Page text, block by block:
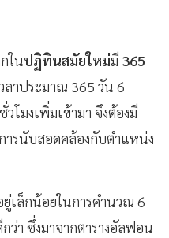
ในปฏิทินสมัยใหม่มี 365
ลาประมาณ 365 วัน 6
โมงเพิ่มเข้ามา จึงต้องมี
รนับสอดคล้องกับตำแหน่ง
เล็กน้อยในการคำนวณ 6
า ซึ่งมาจากตารางอัลฟอน